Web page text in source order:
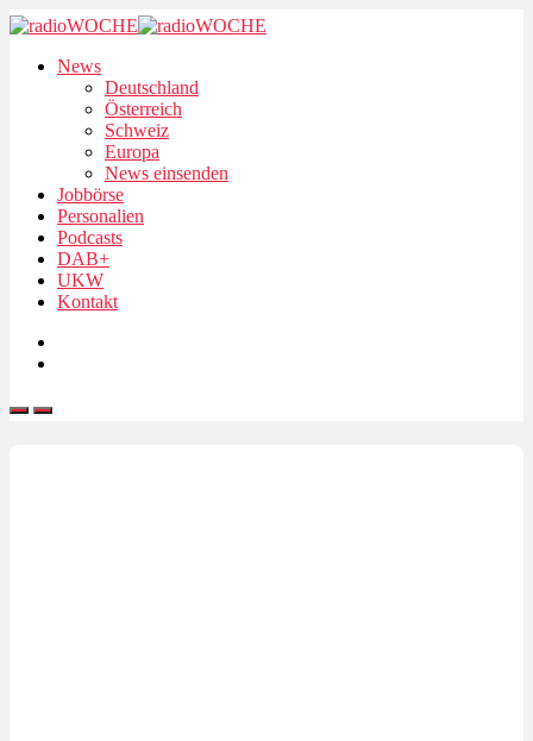
News
Deutschland
Österreich
Schweiz
Europa
News einsenden
Jobbörse
Personalien
Podcasts
DAB+
UKW
Kontakt